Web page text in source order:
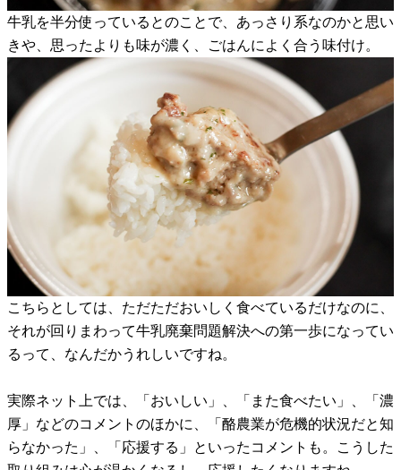
牛乳を半分使っているとのことで、あっさり系なのかと思い
きや、思ったよりも味が濃く、ごはんによく合う味付け。
こちらとしては、ただただおいしく食べているだけなのに、
それが回りまわって牛乳廃棄問題解決への第一歩になってい
るって、なんだかうれしいですね。
実際ネット上では、「おいしい」、「また食べたい」、「濃
厚」などのコメントのほかに、「酪農業が危機的状況だと知
らなかった」、「応援する」といったコメントも。こうした